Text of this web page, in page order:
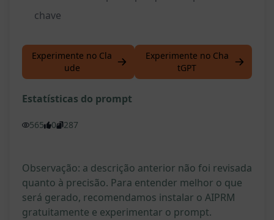
chave
Experimente no Cla
ude
Experimente no Cha
tGPT
Estatísticas do prompt
565 0 287
Observação: a descrição anterior não foi revisada
quanto à precisão. Para entender melhor o que
será gerado, recomendamos instalar o AIPRM
gratuitamente e experimentar o prompt.